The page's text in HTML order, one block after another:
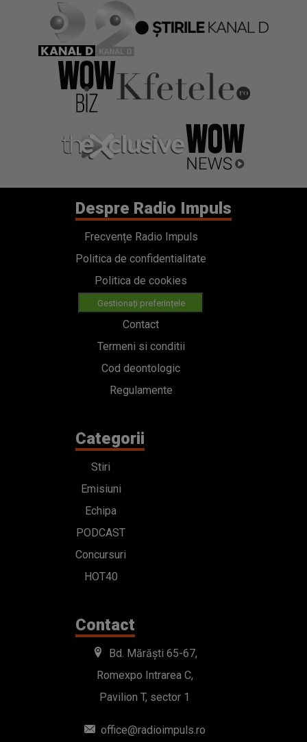
Despre Radio Impuls
Frecvențe Radio Impuls
Politica de confidentialitate
Politica de cookies
Gestionați preferințele
Contact
Termeni si conditii
Cod deontologic
Regulamente
Categorii
Stiri
Emisiuni
Echipa
PODCAST
Concursuri
HOT40
Contact
Bd. Mărăști 65-67,
Romexpo Intrarea C,
Pavilion T, sector 1
office@radioimpuls.ro